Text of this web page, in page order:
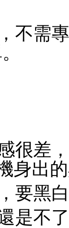
不需
很差
身出
要黑
是不